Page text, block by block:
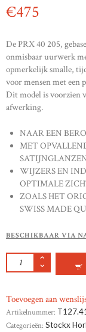
€475
De PRX 40 205,
onmisbaar uurwerk
opmerkelijk smalle,
voor mensen met een
Dit model is voorzien
afwerking.
NAAR EEN
MET
WIJZERS EN
OPTIMALE
ZOALS HET
SWISS MADE
BESCHIKBAAR VIA
TISSOT
Toevoegen aan
Artikelnummer:
Categorieën: Stockx